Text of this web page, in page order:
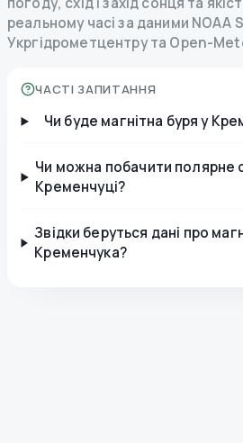
реальному часі за даними NOAA
Укргідрометцентру та Open-
ЧАСТІ ЗАПИТАННЯ
Чи буде магнітна буря у
Чи можна побачити полярне
Кременчуці?
Звідки беруться дані про
Кременчука?